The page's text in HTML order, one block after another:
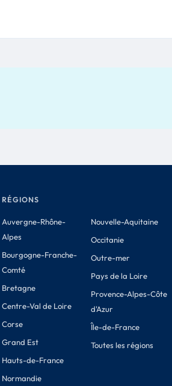
RÉGIONS
Auvergne-Rhône-
Alpes
Bourgogne-Franche-
Comté
Bretagne
Centre-Val de Loire
Corse
Grand Est
Hauts-de-France
Normandie
Nouvelle-Aquitaine
Occitanie
Outre-mer
Pays de la Loire
Provence-Alpes-Côte
d'Azur
Île-de-France
Toutes les régions